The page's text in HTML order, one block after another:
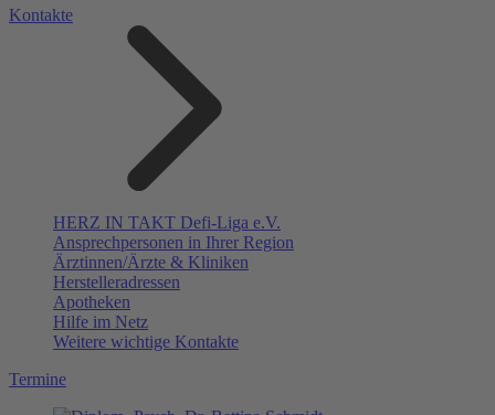
Kontakte
HERZ IN TAKT Defi-Liga e.V.
Ansprechpersonen in Ihrer Region
Ärztinnen/Ärzte & Kliniken
Herstelleradressen
Apotheken
Hilfe im Netz
Weitere wichtige Kontakte
Termine